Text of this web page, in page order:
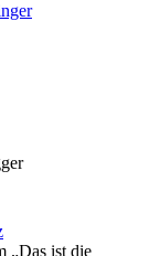
„Das ist die